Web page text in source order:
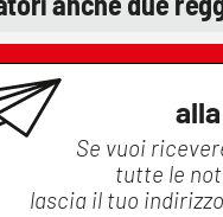
Se vuoi
tutte le
lascia il tuo